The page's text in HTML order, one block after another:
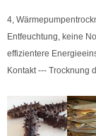
4,
Entfeuchtung, keine
effizientere
Kontakt --- Trocknung